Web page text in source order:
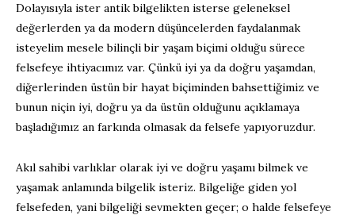
Dolayısıyla ister antik bilgelikten isterse geleneksel
değerlerden ya da modern düşüncelerden faydalanmak
isteyelim mesele bilinçli bir yaşam biçimi olduğu sürece
felsefeye ihtiyacımız var. Çünkü iyi ya da doğru yaşamdan,
diğerlerinden üstün bir hayat biçiminden bahsettiğimiz ve
bunun niçin iyi, doğru ya da üstün olduğunu açıklamaya
başladığımız an farkında olmasak da felsefe yapıyoruzdur.
Akıl sahibi varlıklar olarak iyi ve doğru yaşamı bilmek ve
yaşamak anlamında bilgelik isteriz. Bilgeliğe giden yol
felsefeden, yani bilgeliği sevmekten geçer; o halde felsefeye